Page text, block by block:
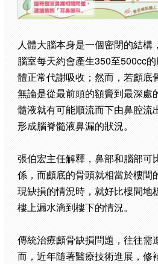
人體大腦本身是一個密閉的結構
腦室每天約會產生350至500cc
體正常代謝吸收；然而，若顱底
無論是從最前頭的額竇到最深處
髓液就有可能順流而下由鼻腔流
形成腦脊髓液鼻漏的狀況。
張伯宏主任解釋，鼻部和腦部可
係，而顱底的骨頭就相當於樓間
現缺損的情況時，就好比樓間地
樓上漏水滴到樓下的情況。
傳統治療顱骨缺損問題，往往需
而，近年隨著醫療技術進展，修